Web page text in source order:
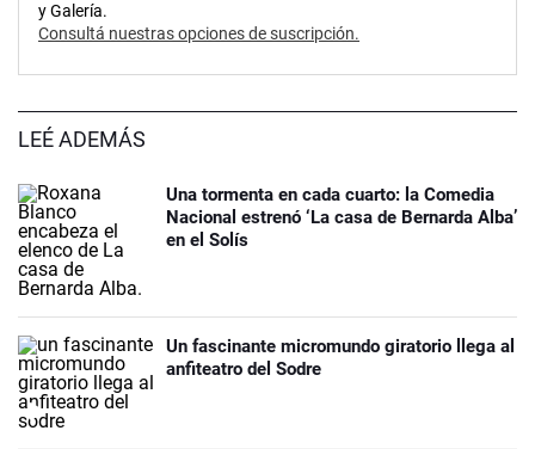
y Galería.
Consultá nuestras opciones de suscripción.
LEÉ ADEMÁS
Una tormenta en cada cuarto: la Comedia
Nacional estrenó ‘La casa de Bernarda Alba’
en el Solís
Un fascinante micromundo giratorio llega al
anfiteatro del Sodre